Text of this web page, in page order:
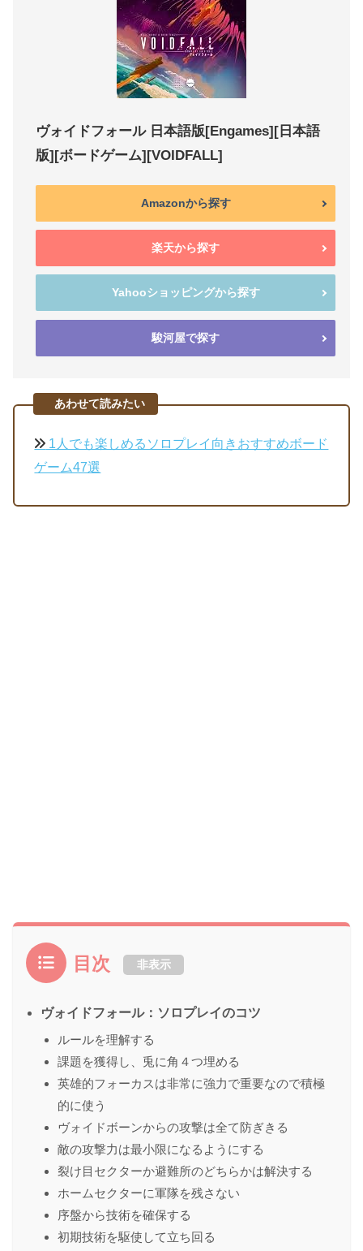
ヴォイドフォール 日本語版[Engames][日本語
版][ボードゲーム][VOIDFALL]
Amazonから探す
楽天から探す
Yahooショッピングから探す
駿河屋で探す
あわせて読みたい
1人でも楽しめるソロプレイ向きおすすめボード
ゲーム47選
目次 非表示
ヴォイドフォール：ソロプレイのコツ
ルールを理解する
課題を獲得し、兎に角４つ埋める
英雄的フォーカスは非常に強力で重要なので積極
的に使う
ヴォイドボーンからの攻撃は全て防ぎきる
敵の攻撃力は最小限になるようにする
裂け目セクターか避難所のどちらかは解決する
ホームセクターに軍隊を残さない
序盤から技術を確保する
初期技術を駆使して立ち回る